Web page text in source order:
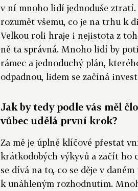
v ní mnoho lidí jednoduše
rozumět všemu, co je na trhu k
Velkou roli hraje i nejistota z
ně ta správná. Mnoho lidí by
rámec a jednoduchý plán,
odpadnou, lidem se začíná
Jak by tedy podle vás měl
vůbec udělá první krok?
Za mě je úplně klíčové přestat
krátkodobých výkyvů a začít ho
se dívá na to, co se děje v
k unáhleným rozhodnutím.